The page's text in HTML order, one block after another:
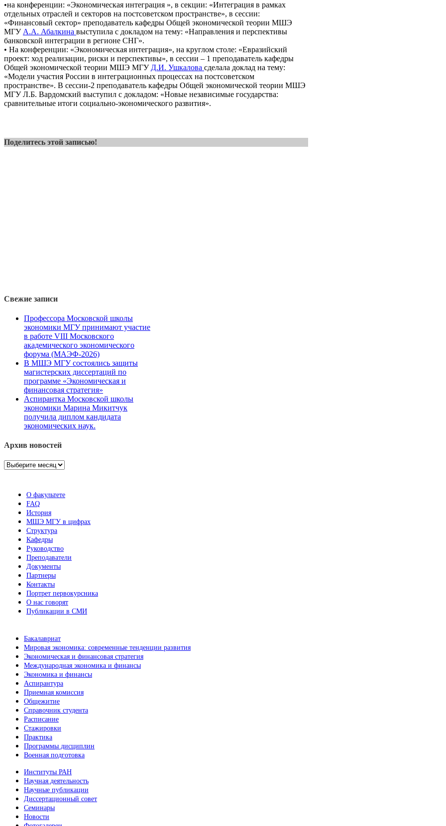
•на конференции: «Экономическая интеграция », в секции: «Интеграция в рамках
отдельных отраслей и секторов на постсоветском пространстве», в сессии:
«Финансовый сектор» преподаватель кафедры Общей экономической теории МШЭ
МГУ А.А. Абалкина выступила с докладом на тему: «Направления и перспективы
банковской интеграции в регионе СНГ».
• На конференции: «Экономическая интеграция», на круглом столе: «Евразийский
проект: ход реализации, риски и перспективы», в сессии – 1 преподаватель кафедры
Общей экономической теории МШЭ МГУ Д.И. Ушкалова сделала доклад на тему:
«Модели участия России в интеграционных процессах на постсоветском
пространстве». В сессии-2 преподаватель кафедры Общей экономической теории МШЭ
МГУ Л.Б. Вардомский выступил с докладом: «Новые независимые государства:
сравнительные итоги социально-экономического развития».
Поделитесь этой записью!
Свежие записи
Профессора Московской школы
экономики МГУ принимают участие
в работе VIII Московского
академического экономического
форума (МАЭФ-2026)
В МШЭ МГУ состоялись защиты
магистерских диссертаций по
программе «Экономическая и
финансовая стратегия»
Аспирантка Московской школы
экономики Марина Микитчук
получила диплом кандидата
экономических наук.
Архив новостей
Архив
О факультете
FAQ
История
МШЭ МГУ в цифрах
Структура
Кафедры
Руководство
Преподаватели
Документы
Партнеры
Контакты
Портрет первокурсника
О нас говорят
Публикации в СМИ
Бакалавриат
Мировая экономика: современные тенденции развития
Экономическая и финансовая стратегия
Международная экономика и финансы
Экономика и финансы
Аспирантура
Приемная комиссия
Общежитие
Справочник студента
Расписание
Стажировки
Практика
Программы дисциплин
Военная подготовка
Институты РАН
Научная деятельность
Научные публикации
Диссертационный совет
Семинары
Новости